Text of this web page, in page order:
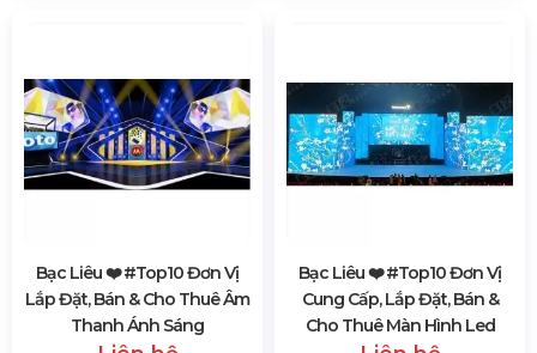
Bạc Liêu ❤️️ #top10 Đơn Vị
Lắp Đặt, Bán & Cho Thuê Âm
Thanh Ánh Sáng
Bạc Liêu ❤️️ #top10 Đơn Vị
Cung Cấp, Lắp Đặt, Bán &
Cho Thuê Màn Hình Led